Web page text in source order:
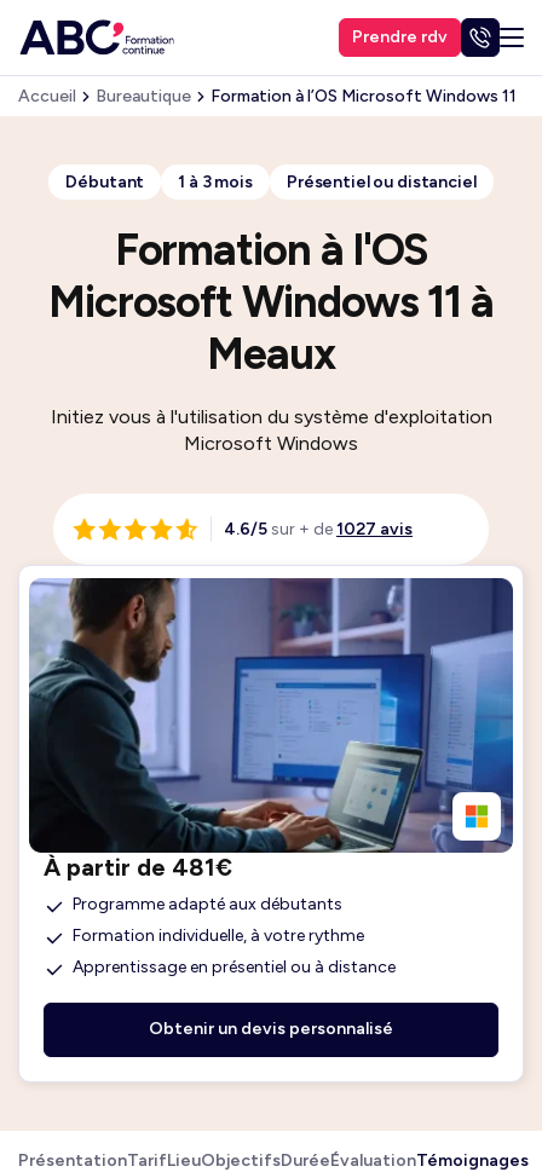
Prendre rdv
Accueil Bureautique Formation à l’OS Microsoft Windows 11
Formation à l'OS
Microsoft Windows 11 à
Meaux
Débutant 1 à 3 mois Présentiel ou distanciel
Initiez vous à l'utilisation du système d'exploitation
Microsoft Windows
4.6/5sur + de1027 avis
À partir de 481€
Programme adapté aux débutants
Formation individuelle, à votre rythme
Apprentissage en présentiel ou à distance
Obtenir un devis personnalisé
PrésentationTarifLieuObjectifsDuréeÉvaluationTémoignages